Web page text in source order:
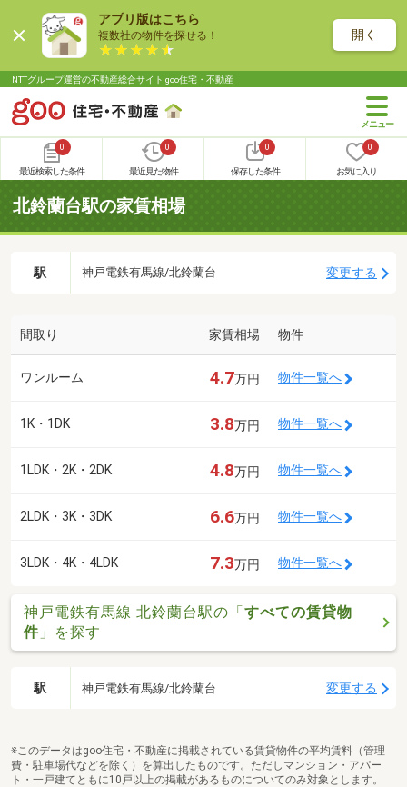
アプリ版はこちら
複数社の物件を探せる！ 開く
NTTグループ運営の不動産総合サイト goo住宅・不動産
0
最近検索した条件
0
最近見た物件
0
保存した条件
0
お気に入り
北鈴蘭台駅の家賃相場
駅 神戸電鉄有馬線/北鈴蘭台 変更する
間取り 家賃相場 物件
ワンルーム 4.7万円 物件一覧へ
1K・1DK 3.8万円 物件一覧へ
1LDK・2K・2DK 4.8万円 物件一覧へ
2LDK・3K・3DK 6.6万円 物件一覧へ
3LDK・4K・4LDK 7.3万円 物件一覧へ
神戸電鉄有馬線 北鈴蘭台駅の「すべての賃貸物
件 」を探す
駅 神戸電鉄有馬線/北鈴蘭台 変更する
※このデータはgoo住宅・不動産に掲載されている賃貸物件の平均賃料（管理
費・駐車場代などを除く）を算出したものです。ただしマンション・アパー
ト・一戸建てともに10戸以上の掲載があるものについてのみ対象とします。